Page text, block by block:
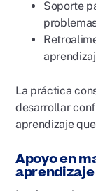
Soporte
La práctica
desarrollar
aprendizaje
Apoyo en
aprendizaje